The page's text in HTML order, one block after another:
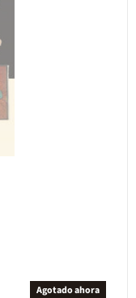
Agotado ahora